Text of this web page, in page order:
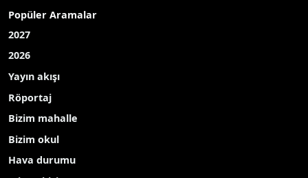
Popüler Aramalar
2027
2026
Yayın akışı
Röportaj
Bizim mahalle
Bizim okul
Hava durumu